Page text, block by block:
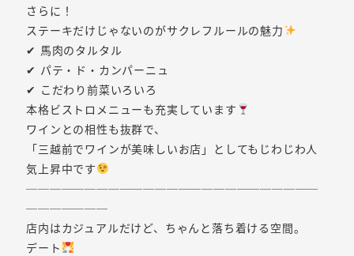
さらに！
ステーキだけじゃないのがサクレフルールの魅力
✔ 馬肉のタルタル
✔ パテ・ド・カンパーニュ
✔ こだわり前菜いろいろ
本格ビストロメニューも充実しています
ワインとの相性も抜群で、
「三越前でワインが美味しいお店」としてもじわじわ人
気上昇中です
─────────────────────────
───────
店内はカジュアルだけど、ちゃんと落ち着ける空間。
デート